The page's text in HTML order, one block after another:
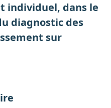
individuel, dans le
diagnostic des
sur